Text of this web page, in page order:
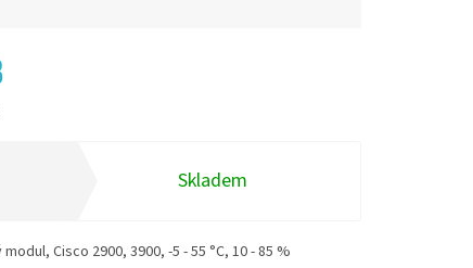
Skladem
Cisco 2900, 3900, -5 - 55 °C, 10 - 85 %